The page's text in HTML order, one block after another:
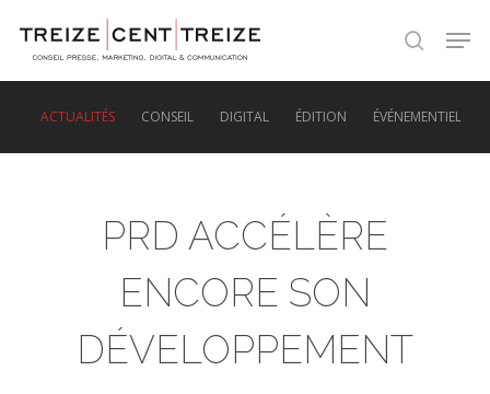
search
ACTUALITÉS CONSEIL DIGITAL ÉDITION ÉVÉNEMENTIEL
PRD ACCÉLÈRE
ENCORE SON
DÉVELOPPEMENT